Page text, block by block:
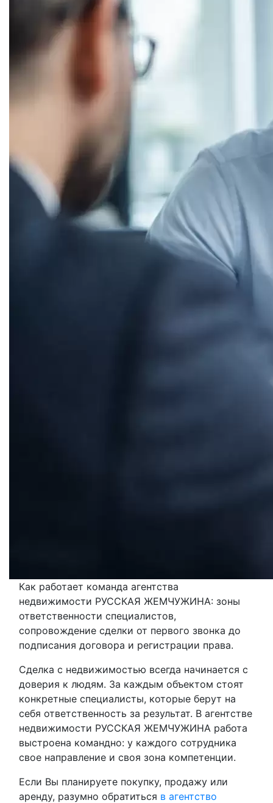
Как работает команда агентства
недвижимости РУССКАЯ ЖЕМЧУЖИНА: зоны
ответственности специалистов,
сопровождение сделки от первого звонка до
подписания договора и регистрации права.
Сделка с недвижимостью всегда начинается с
доверия к людям. За каждым объектом стоят
конкретные специалисты, которые берут на
себя ответственность за результат. В агентстве
недвижимости РУССКАЯ ЖЕМЧУЖИНА работа
выстроена командно: у каждого сотрудника
свое направление и своя зона компетенции.
Если Вы планируете покупку, продажу или
аренду, разумно обратиться в агентство